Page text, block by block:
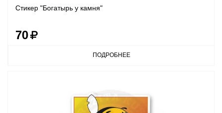
Стикер "Богатырь у камня"
70
ПОДРОБНЕЕ